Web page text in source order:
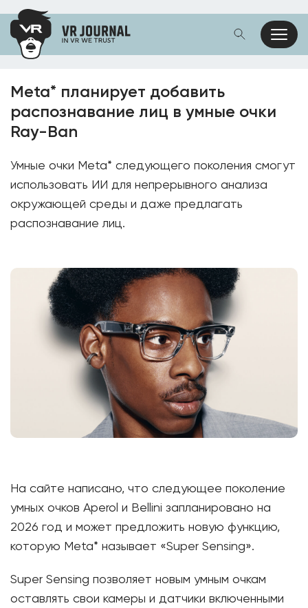
Meta* планирует добавить
распознавание лиц в умные очки
Ray-Ban
Умные очки Meta* следующего поколения смогут
использовать ИИ для непрерывного анализа
окружающей среды и даже предлагать
распознавание лиц.
На сайте написано, что следующее поколение
умных очков Aperol и Bellini запланировано на
2026 год и может предложить новую функцию,
которую Meta* называет «Super Sensing».
Super Sensing позволяет новым умным очкам
оставлять свои камеры и датчики включенными